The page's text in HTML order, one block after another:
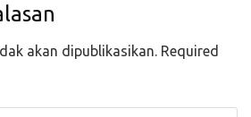
akan dipublikasikan. Required